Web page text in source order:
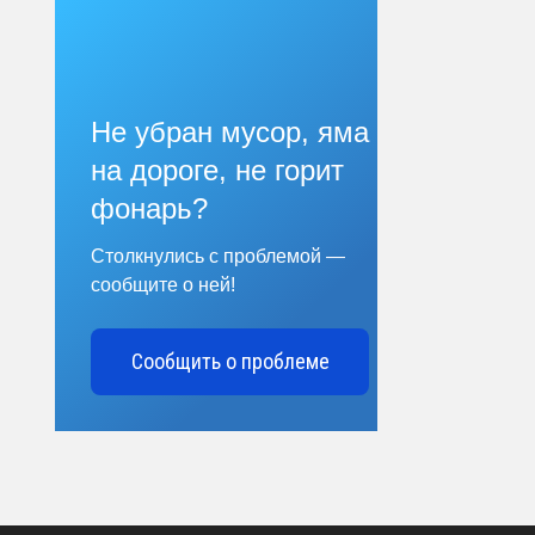
Не убран мусор, яма
на дороге, не горит
фонарь?
Столкнулись с проблемой —
сообщите о ней!
Сообщить о проблеме